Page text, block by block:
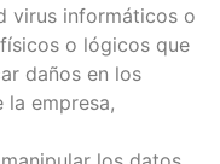
virus informáticos o
o lógicos que
daños en los
empresa,